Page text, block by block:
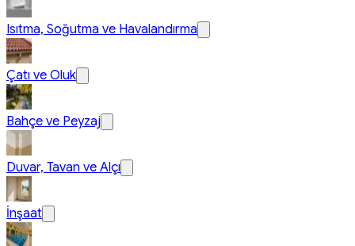
Isıtma, Soğutma ve Havalandırma
Çatı ve Oluk
Bahçe ve Peyzaj
Duvar, Tavan ve Alçı
İnşaat